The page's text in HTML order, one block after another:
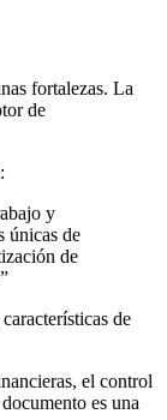
fortalezas. La
de
y
únicas de
de
de
el control
es una